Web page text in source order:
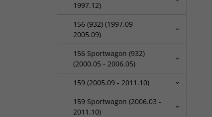
1997.12)
156 (932) (1997.09 -
2005.09)
156 Sportwagon (932)
(2000.05 - 2006.05)
159 (2005.09 - 2011.10)
159 Sportwagon (2006.03 -
2011.10)